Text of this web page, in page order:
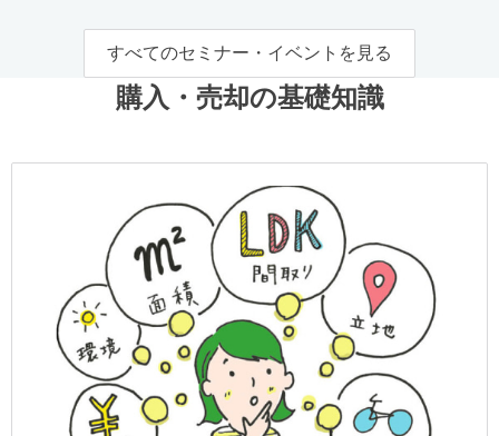
すべてのセミナー・イベントを見る
購入・売却の基礎知識